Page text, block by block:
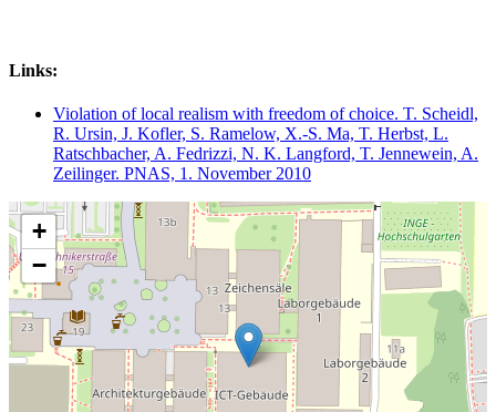
Links:
Violation of local realism with freedom of choice. T. Scheidl,
R. Ursin, J. Kofler, S. Ramelow, X.-S. Ma, T. Herbst, L.
Ratschbacher, A. Fedrizzi, N. K. Langford, T. Jennewein, A.
Zeilinger. PNAS, 1. November 2010
+
−